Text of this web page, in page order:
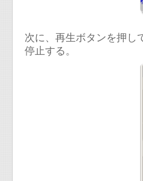
次に、再生ボタンを押し
停止する。